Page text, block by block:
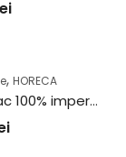
, HORECA
Protectie frotir bumbac 100% impermeabila – saltea de 90x200cm